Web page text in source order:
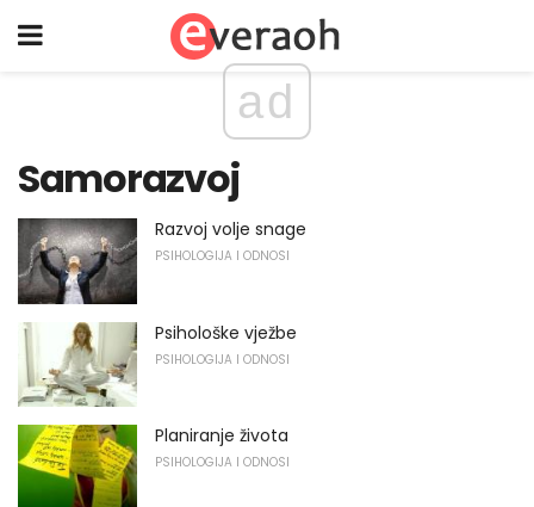
ad
Samorazvoj
Razvoj volje snage
PSIHOLOGIJA I ODNOSI
Psihološke vježbe
PSIHOLOGIJA I ODNOSI
Planiranje života
PSIHOLOGIJA I ODNOSI